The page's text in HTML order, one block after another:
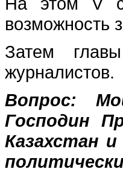
возможность
Затем
журналистов.
Вопрос:
Господин
Казахстан